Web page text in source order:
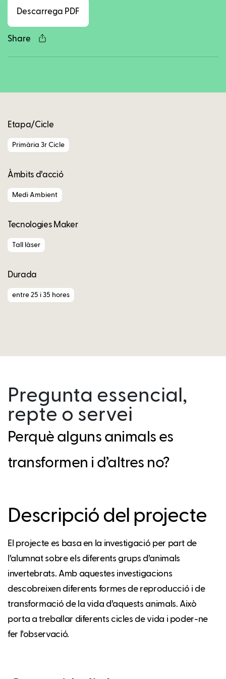
Descarrega PDF
Share
Etapa/Cicle
Primària 3r Cicle
Àmbits d’acció
Medi Ambient
Tecnologies Maker
Tall làser
Durada
entre 25 i 35 hores
Pregunta essencial,
repte o servei
Perquè alguns animals es
transformen i d’altres no?
Descripció del projecte
El projecte es basa en la investigació per part de
l’alumnat sobre els diferents grups d’animals
invertebrats. Amb aquestes investigacions
descobreixen diferents formes de reproducció i de
transformació de la vida d’aquests animals. Això
porta a treballar diferents cicles de vida i poder-ne
fer l’observació.